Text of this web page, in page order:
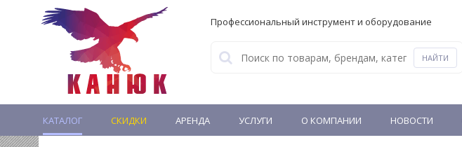
Профессиональный инструмент и оборудование
КАТАЛОГ СКИДКИ АРЕНДА УСЛУГИ О КОМПАНИИ НОВОСТИ